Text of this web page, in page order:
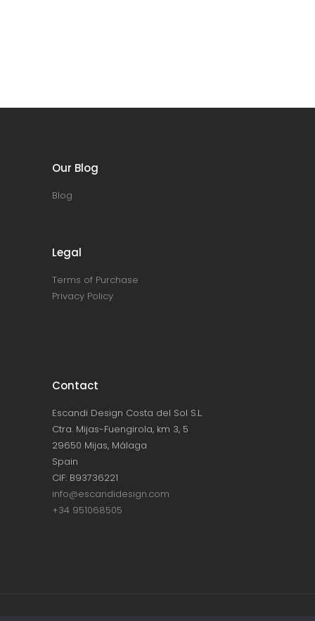
Our Blog
Blog
Legal
Terms of Purchase
Privacy Policy
Contact
Escandi Design Costa del Sol S.L.
Ctra. Mijas-Fuengirola, km 3, 5
29650 Mijas, Málaga
Spain
CIF: B93736221
info@escandidesign.com
+34 951068505